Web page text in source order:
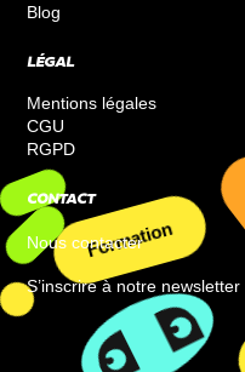
Blog
LÉGAL
Mentions légales
CGU
RGPD
CONTACT
Nous contacter
S’inscrire à notre newsletter
Formation